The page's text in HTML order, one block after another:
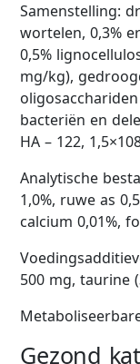
Samenstelling:
wortelen, 0,3%
0,5%
mg/kg),
bacteriën en
HA – 122, 1,5×10
Analytische
1,0%, ruwe as
calcium 0,01%,
500 mg, taurine
Gezond